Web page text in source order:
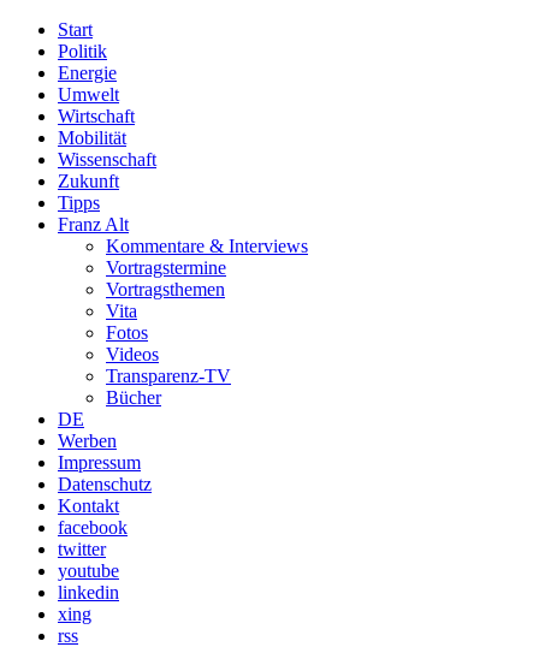
Start
Politik
Energie
Umwelt
Wirtschaft
Mobilität
Wissenschaft
Zukunft
Tipps
Franz Alt
Kommentare & Interviews
Vortragstermine
Vortragsthemen
Vita
Fotos
Videos
Transparenz-TV
Bücher
DE
Werben
Impressum
Datenschutz
Kontakt
facebook
twitter
youtube
linkedin
xing
rss